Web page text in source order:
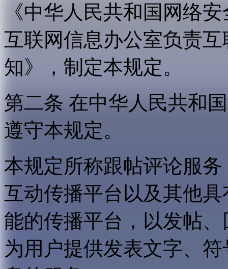
《中华人民共和国网络
互联网信息办公室负责
知》，制定本规定。
第二条 在中华人民共和
遵守本规定。
本规定所称跟帖评论服
互动传播平台以及其他
能的传播平台，以发帖
为用户提供发表文字、